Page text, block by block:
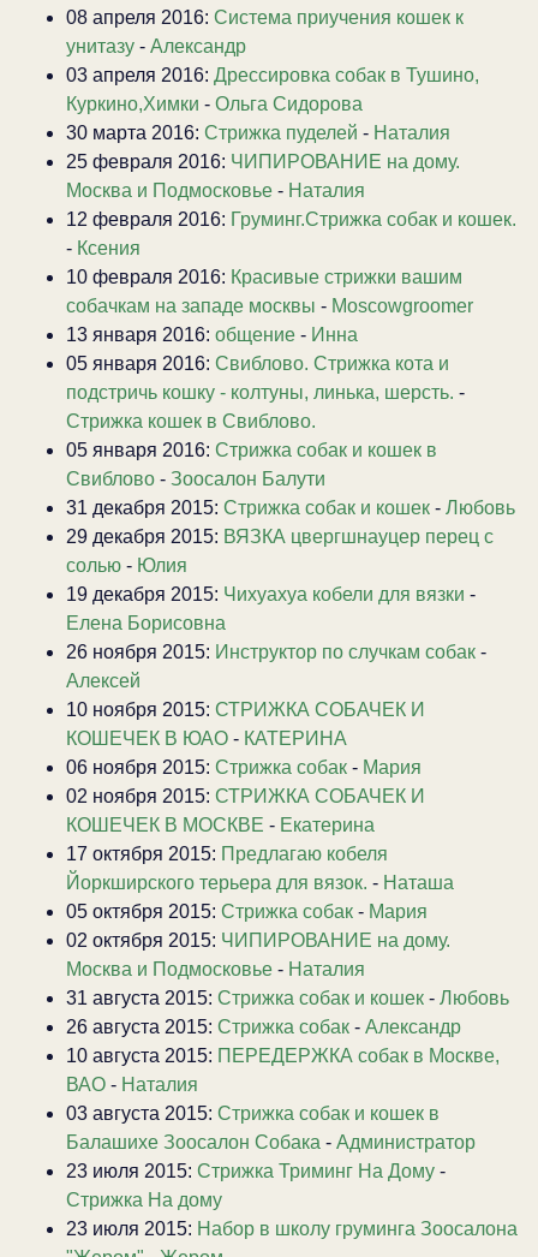
08 апреля 2016: Система приучения кошек к
унитазу - Александр
03 апреля 2016: Дрессировка собак в Тушино,
Куркино,Химки - Ольга Сидорова
30 марта 2016: Стрижка пуделей - Наталия
25 февраля 2016: ЧИПИРОВАНИЕ на дому.
Москва и Подмосковье - Наталия
12 февраля 2016: Груминг.Стрижка собак и кошек.
- Ксения
10 февраля 2016: Красивые стрижки вашим
собачкам на западе москвы - Moscowgroomer
13 января 2016: общение - Инна
05 января 2016: Свиблово. Стрижка кота и
подстричь кошку - колтуны, линька, шерсть. -
Стрижка кошек в Свиблово.
05 января 2016: Стрижка собак и кошек в
Свиблово - Зоосалон Балути
31 декабря 2015: Стрижка собак и кошек - Любовь
29 декабря 2015: ВЯЗКА цвергшнауцер перец с
солью - Юлия
19 декабря 2015: Чихуахуа кобели для вязки -
Елена Борисовна
26 ноября 2015: Инструктор по случкам собак -
Алексей
10 ноября 2015: СТРИЖКА СОБАЧЕК И
КОШЕЧЕК В ЮАО - КАТЕРИНА
06 ноября 2015: Стрижка собак - Мария
02 ноября 2015: СТРИЖКА СОБАЧЕК И
КОШЕЧЕК В МОСКВЕ - Екатерина
17 октября 2015: Предлагаю кобеля
Йоркширского терьера для вязок. - Наташа
05 октября 2015: Стрижка собак - Мария
02 октября 2015: ЧИПИРОВАНИЕ на дому.
Москва и Подмосковье - Наталия
31 августа 2015: Стрижка собак и кошек - Любовь
26 августа 2015: Стрижка собак - Александр
10 августа 2015: ПЕРЕДЕРЖКА собак в Москве,
ВАО - Наталия
03 августа 2015: Стрижка собак и кошек в
Балашихе Зоосалон Собака - Администратор
23 июля 2015: Стрижка Триминг На Дому -
Стрижка На дому
23 июля 2015: Набор в школу груминга Зоосалона